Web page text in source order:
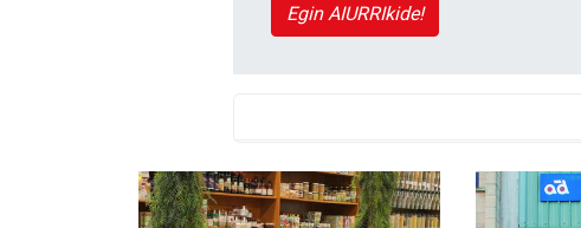
Egin AIURRIkide!